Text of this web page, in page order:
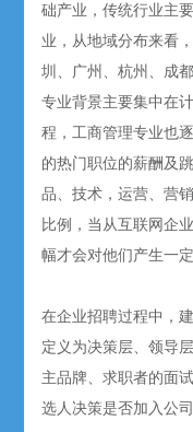
础产业，传统行业主
业，从地域分布来看
圳、广州、杭州、成
专业背景主要集中在
程，工商管理专业也
的热门职位的薪酬及
品、技术，运营、营
比例，当从互联网企
幅才会对他们产生一定
在企业招聘过程中，
定义为决策层、领导
主品牌、求职者的面
选人决策是否加入公